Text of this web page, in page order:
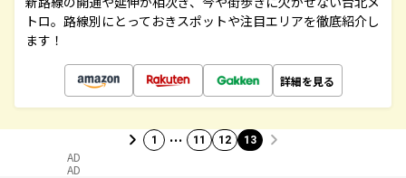
トロ。路線別にとっておきスポットや注目エリアを徹底紹介し
ます！
詳細を見る
1 … 11 12 13
AD
AD